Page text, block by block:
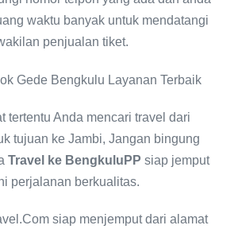
waktu banyak untuk mendatangi
penjualan tiket.
tertentu Anda mencari travel dari
tujuan ke Jambi, Jangan bingung
Travel ke BengkuluPP siap jemput
perjalanan berkualitas.
siap menjemput dari alamat